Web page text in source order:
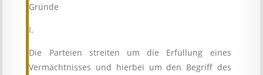
Gründe
I.
Die Parteien streiten um die Erfüllung eines
Vermächtnisses und hierbei um den Begriff des